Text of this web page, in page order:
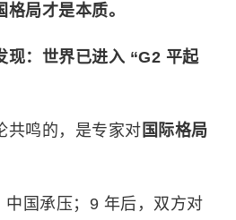
局才是本质。
现：世界已进入 “G2 平起
共鸣的，是专家对 国际格局
国承压；9 年后，双方对